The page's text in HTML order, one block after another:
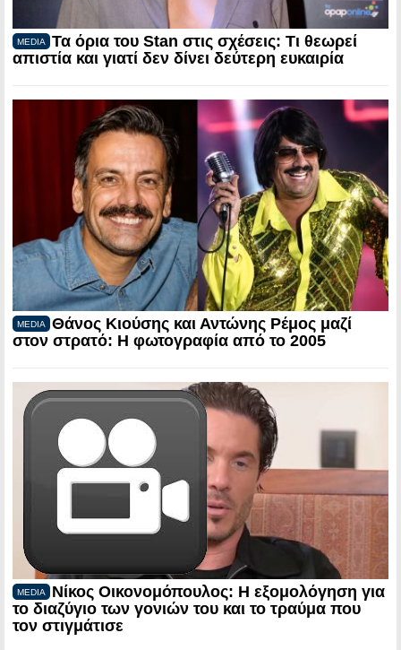
MEDIA
Τα όρια του Stan στις σχέσεις: Τι θεωρεί
απιστία και γιατί δεν δίνει δεύτερη ευκαιρία
MEDIA
Θάνος Κιούσης και Αντώνης Ρέμος μαζί
στον στρατό: Η φωτογραφία από το 2005
MEDIA
Νίκος Οικονομόπουλος: Η εξομολόγηση για
το διαζύγιο των γονιών του και το τραύμα που
τον στιγμάτισε